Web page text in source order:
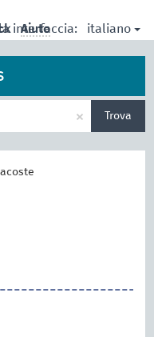
interfaccia: italiano
Aiuto
× Trova